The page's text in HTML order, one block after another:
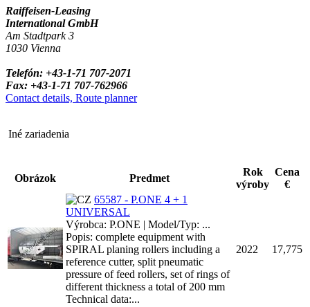
Raiffeisen-Leasing
International GmbH
Am Stadtpark 3
1030 Vienna
Telefón: +43-1-71 707-2071
Fax: +43-1-71 707-762966
Contact details, Route planner
Iné zariadenia
Obrázok Predmet
Rok
výroby
Cena
€
65587 - P.ONE 4 + 1
UNIVERSAL
Výrobca: P.ONE | Model/Typ: ...
Popis: complete equipment with
SPIRAL planing rollers including a
reference cutter, split pneumatic
pressure of feed rollers, set of rings of
different thickness a total of 200 mm
Technical data:...
2022 17,775